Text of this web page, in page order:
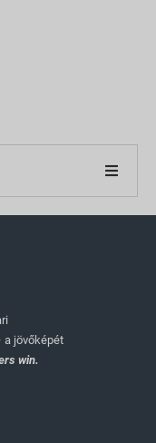
a jövőképét
win.